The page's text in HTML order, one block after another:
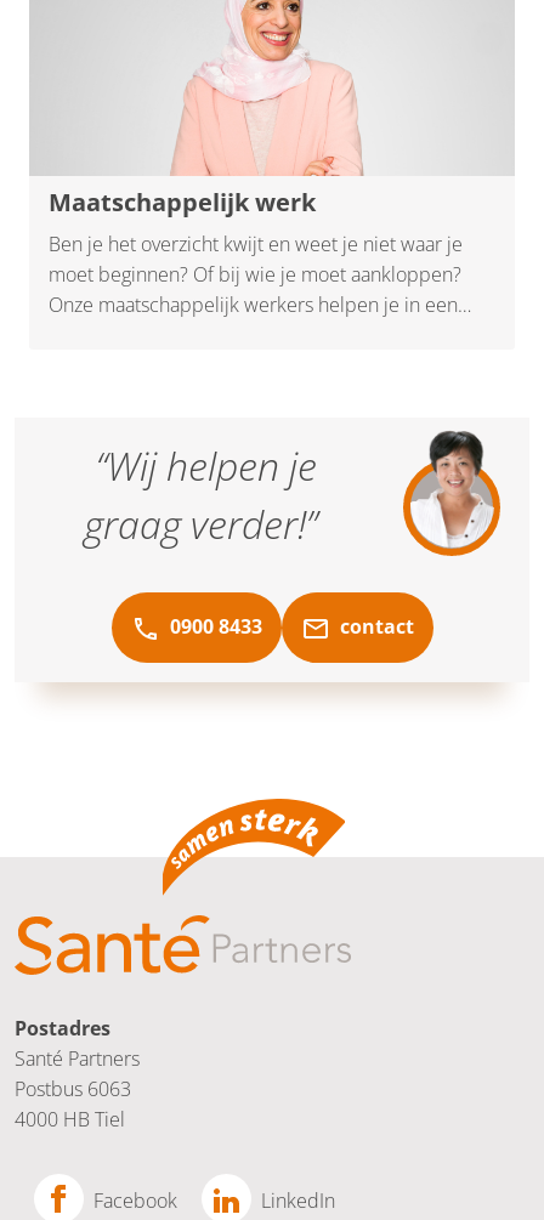
Maatschappelijk werk
Ben je het overzicht kwijt en weet je niet waar je
moet beginnen? Of bij wie je moet aankloppen?
Onze maatschappelijk werkers helpen je in een
en opgroeien, problemen met geld of in je relatie.
Maar ook bij gevoelens van eenzaamheid, rouw of
somberheid.
“Wij helpen je
graag verder!”
0900 8433 contact
Postadres
Santé Partners
Postbus 6063
4000 HB Tiel
Facebook LinkedIn